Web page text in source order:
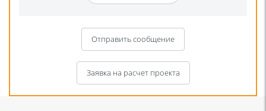
Отправить сообщение
Заявка на расчет проекта